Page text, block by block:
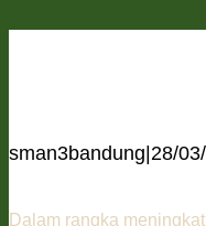
sman3bandung|28/
Dalam rangka